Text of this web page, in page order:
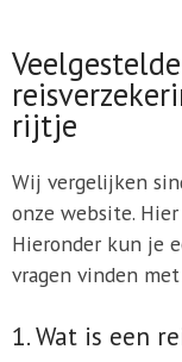
rijtje
Wij vergelijken
onze website.
Hieronder kun je
vragen vinden
1. Wat is een